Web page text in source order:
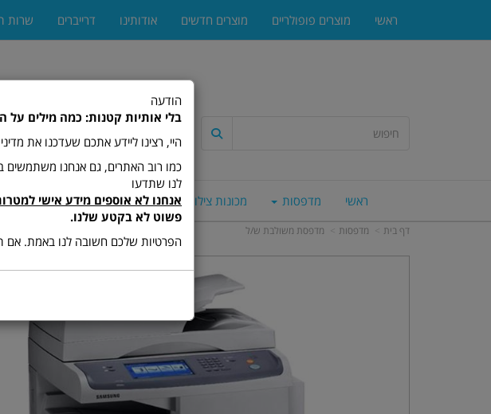
ראשי מדפסות מכונות צילום סורקים מגרסות
ראשי מוצרים פופולריים מוצרים חדשים אודותינו דרייברים שרות
דף בית מדפסות מדפסת משולבת ש/ל
הודעה
בלי אותיות קטנות: כמה מילים על
היי, רצינו ליידע אתכם שעדכנו את
לנו שתדעו
אנחנו לא אוספים מידע אישי
פשוט לא בקטע שלנו.
הפרטיות שלכם חשובה לנו באמת. אם